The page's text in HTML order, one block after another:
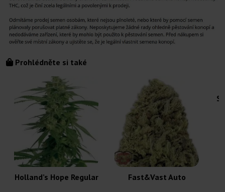
Prohlédněte si také
Holland’s Hope Regular Fast&Vast Auto